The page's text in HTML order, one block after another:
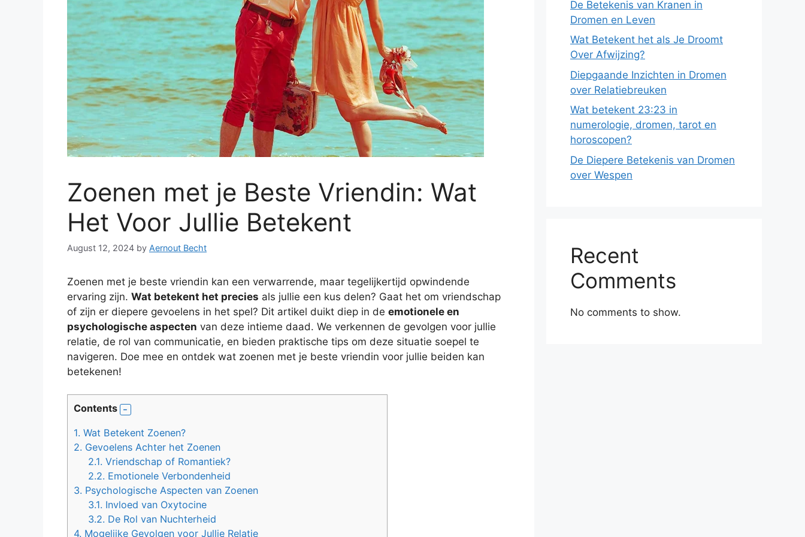
Zoenen met je Beste Vriendin: Wat
Het Voor Jullie Betekent
August 12, 2024 by Aernout Becht
Zoenen met je beste vriendin kan een verwarrende, maar tegelijkertijd opwindende
ervaring zijn. Wat betekent het precies als jullie een kus delen? Gaat het om vriendschap
of zijn er diepere gevoelens in het spel? Dit artikel duikt diep in de emotionele en
psychologische aspecten van deze intieme daad. We verkennen de gevolgen voor jullie
relatie, de rol van communicatie, en bieden praktische tips om deze situatie soepel te
navigeren. Doe mee en ontdek wat zoenen met je beste vriendin voor jullie beiden kan
betekenen!
Contents
1. Wat Betekent Zoenen?
2. Gevoelens Achter het Zoenen
2.1. Vriendschap of Romantiek?
2.2. Emotionele Verbondenheid
3. Psychologische Aspecten van Zoenen
3.1. Invloed van Oxytocine
3.2. De Rol van Nuchterheid
4. Mogelijke Gevolgen voor Jullie Relatie
De Betekenis van Kranen in
Dromen en Leven
Wat Betekent het als Je Droomt
Over Afwijzing?
Diepgaande Inzichten in Dromen
over Relatiebreuken
Wat betekent 23:23 in
numerologie, dromen, tarot en
horoscopen?
De Diepere Betekenis van Dromen
over Wespen
Recent
Comments
No comments to show.